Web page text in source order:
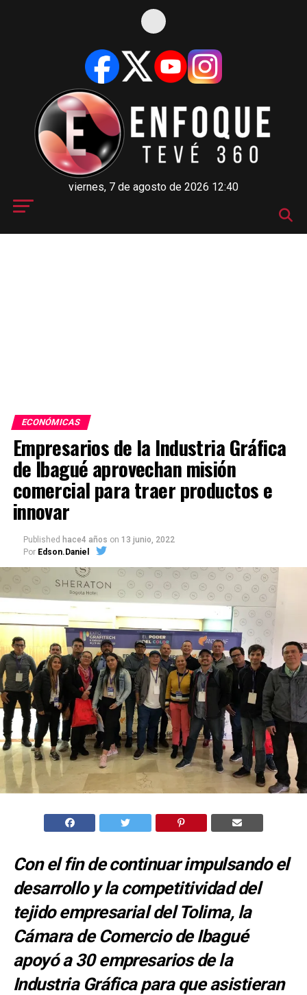
viernes, 7 de agosto de 2026 12:40
ECONÓMICAS
Empresarios de la Industria Gráfica
de Ibagué aprovechan misión
comercial para traer productos e
innovar
Published hace4 años on 13 junio, 2022
Por Edson.Daniel
Con el fin de continuar impulsando el
desarrollo y la competitividad del
tejido empresarial del Tolima, la
Cámara de Comercio de Ibagué
apoyó a 30 empresarios de la
Industria Gráfica para que asistieran